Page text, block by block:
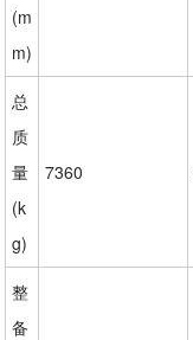
(m
m)
总
质
量
(k
g)
7360
整
备